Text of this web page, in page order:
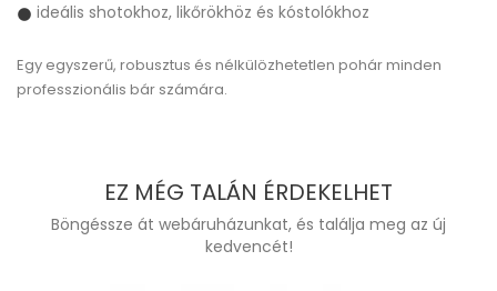
ideális shotokhoz, likőrökhöz és kóstolókhoz
Egy egyszerű, robusztus és nélkülözhetetlen pohár minden
professzionális bár számára.
EZ MÉG TALÁN ÉRDEKELHET
Böngéssze át webáruházunkat, és találja meg az új
kedvencét!